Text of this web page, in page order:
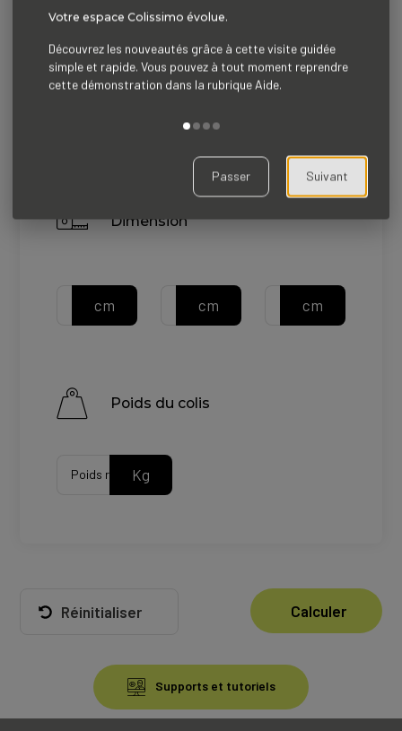
dessous :
Dimension
cm cm cm
Poids du colis
Poids réel Kg
Supports et tutoriels
Votre espace Colissimo évolue.
Découvrez les nouveautés grâce à cette visite guidée
simple et rapide. Vous pouvez à tout moment reprendre
cette démonstration dans la rubrique Aide.
Passer Suivant